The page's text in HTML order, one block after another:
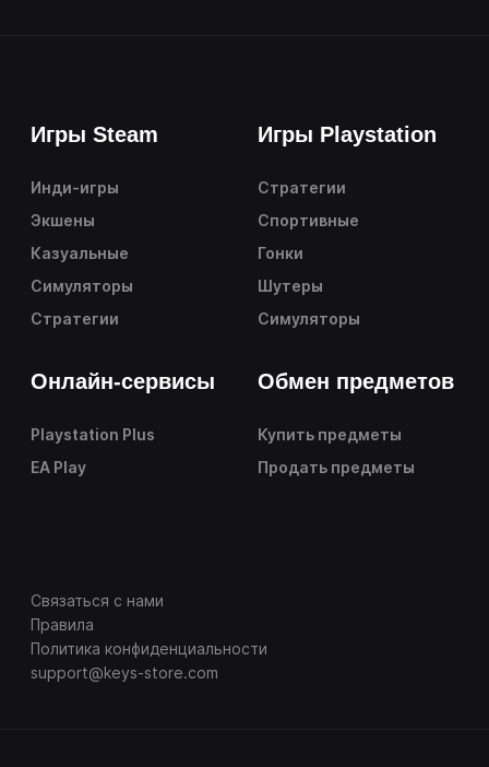
Игры Steam
Инди-игры
Экшены
Казуальные
Симуляторы
Стратегии
Игры Playstation
Стратегии
Спортивные
Гонки
Шутеры
Симуляторы
Онлайн-сервисы
Playstation Plus
EA Play
Обмен предметов
Купить предметы
Продать предметы
Связаться с нами
Правила
Политика конфиденциальности
support@keys-store.com